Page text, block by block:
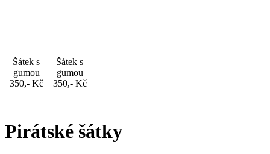
Šátek s
gumou
350,- Kč
Šátek s
gumou
350,- Kč
Pirátské šátky